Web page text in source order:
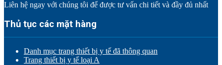
Liên hệ ngay với chúng tôi để được tư vấn chi tiết và đầy đủ nhất
Thủ tục các mặt hàng
Danh mục trang thiết bị y tế đã thông quan
Trang thiết bị y tế loại A